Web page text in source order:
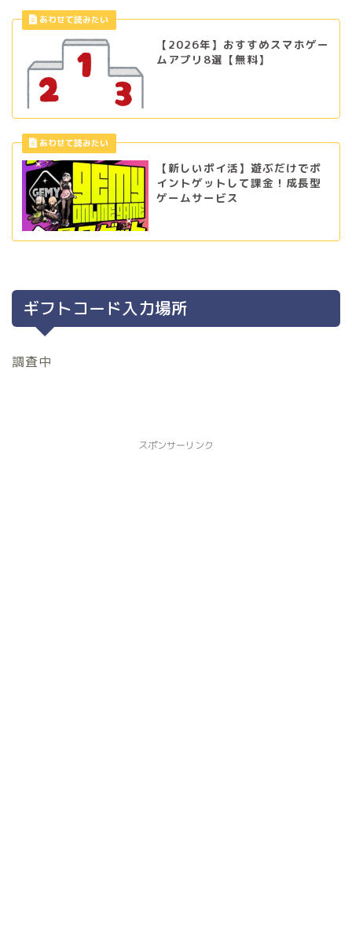
【2026年】おすすめスマホゲー
ムアプリ8選【無料】
【新しいポイ活】遊ぶだけでポ
イントゲットして課金！成長型
ゲームサービス
ギフトコード入力場所
調査中
スポンサーリンク